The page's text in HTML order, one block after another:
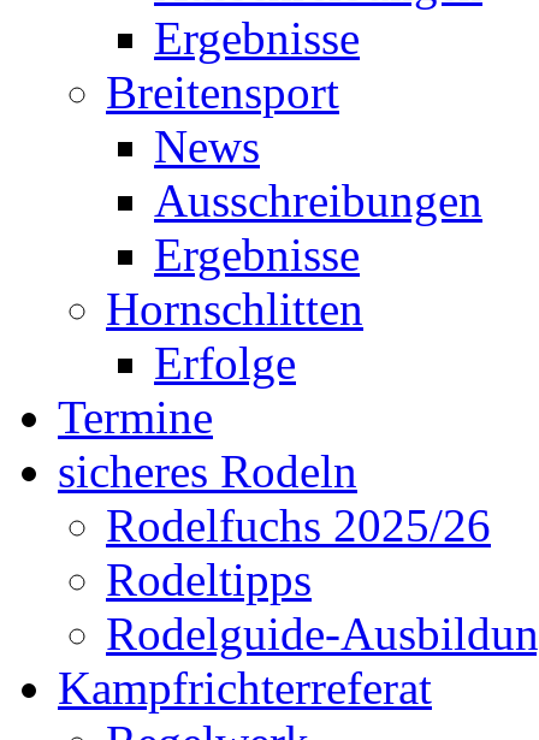
Ergebnisse
Breitensport
News
Ausschreibungen
Ergebnisse
Hornschlitten
Erfolge
Termine
sicheres Rodeln
Rodelfuchs 2025/26
Rodeltipps
Rodelguide-
Kampfrichterreferat